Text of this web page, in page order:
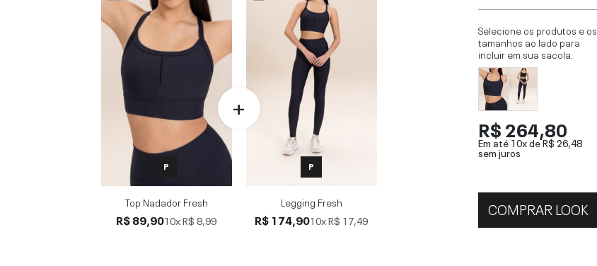
P
Top Nadador Fresh
R$ 89,9010xR$ 8,99
P
Legging Fresh
R$ 174,9010xR$ 17,49
Selecione os produtos e os
tamanhos ao lado para
incluir em sua sacola.
R$ 264,80
Em até 10x deR$ 26,48
sem juros
COMPRAR LOOK